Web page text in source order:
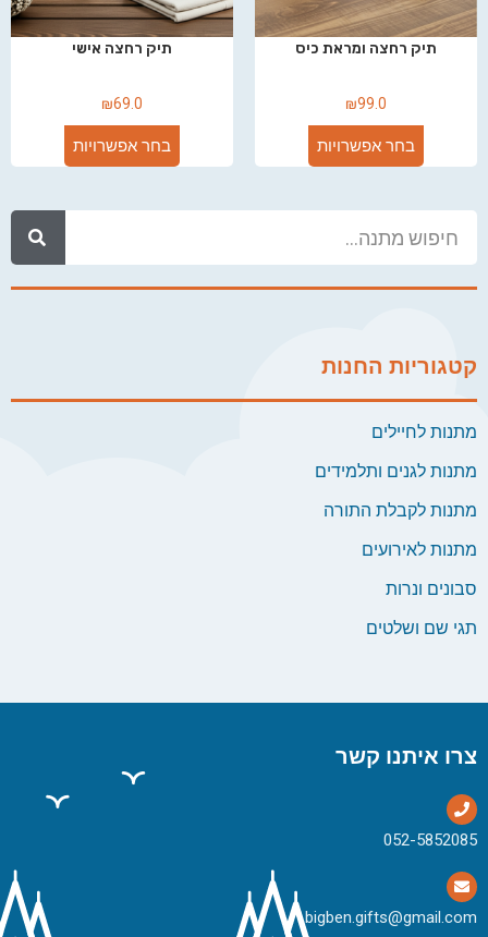
קטגוריות החנות
מתנות לחיילים
מתנות לגנים ותלמידים
מתנות לקבלת התורה
מתנות לאירועים
סבונים ונרות
תגי שם ושלטים
תיק רחצה ומראת כיס
₪99.0
בחר אפשרויות
תיק רחצה אישי
₪69.0
בחר אפשרויות
צרו איתנו קשר
bigben.gifts@gmail.com